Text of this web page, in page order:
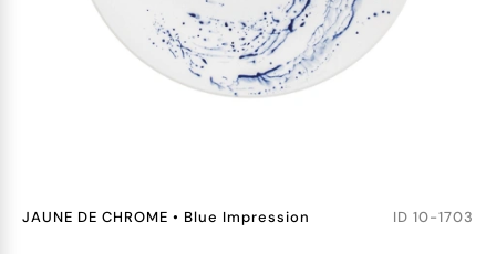
JAUNE DE CHROME • Blue Impression ID 10-1703